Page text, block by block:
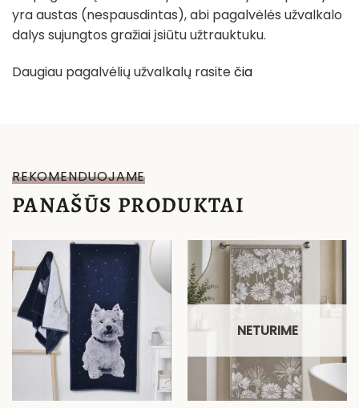
yra austas (nespausdintas), abi pagalvėlės užvalkalo
dalys sujungtos gražiai įsiūtu užtrauktuku.
Daugiau pagalvėlių užvalkalų rasitečia
REKOMENDUOJAME
PANAŠŪS PRODUKTAI
NETURIME